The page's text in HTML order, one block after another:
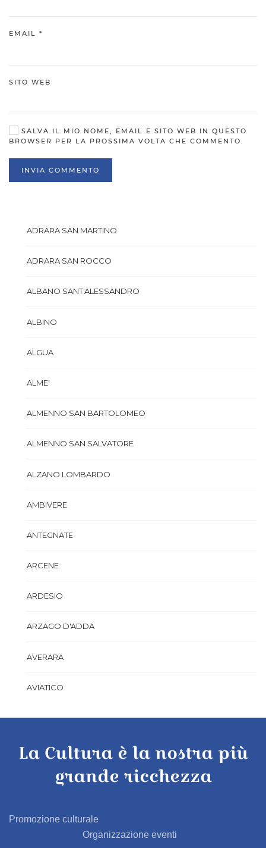
EMAIL *
SITO WEB
SALVA IL MIO NOME, EMAIL E SITO WEB IN QUESTO
BROWSER PER LA PROSSIMA VOLTA CHE COMMENTO.
INVIA COMMENTO
ADRARA SAN MARTINO
ADRARA SAN ROCCO
ALBANO SANT'ALESSANDRO
ALBINO
ALGUA
ALME'
ALMENNO SAN BARTOLOMEO
ALMENNO SAN SALVATORE
ALZANO LOMBARDO
AMBIVERE
ANTEGNATE
ARCENE
ARDESIO
ARZAGO D'ADDA
AVERARA
AVIATICO
AZZANO SAN PAOLO
AZZONE
BAGNATICA
La Cultura è la nostra più
grande ricchezza
Promozione culturale
Organizzazione eventi